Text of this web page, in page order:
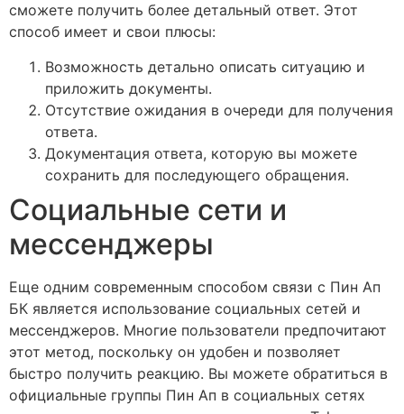
сможете получить более детальный ответ. Этот
способ имеет и свои плюсы:
Возможность детально описать ситуацию и
приложить документы.
Отсутствие ожидания в очереди для получения
ответа.
Документация ответа, которую вы можете
сохранить для последующего обращения.
Социальные сети и
мессенджеры
Еще одним современным способом связи с Пин Ап
БК является использование социальных сетей и
мессенджеров. Многие пользователи предпочитают
этот метод, поскольку он удобен и позволяет
быстро получить реакцию. Вы можете обратиться в
официальные группы Пин Ап в социальных сетях